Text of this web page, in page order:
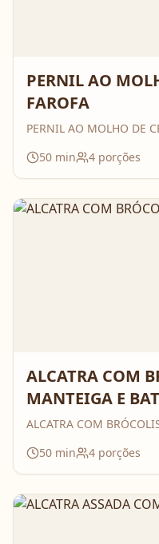
PERNIL AO
FAROFA
PERNIL AO MOLHO DE
50 min 4 porções
ALCATRA COM
MANTEIGA E
ALCATRA COM
50 min 4 porções